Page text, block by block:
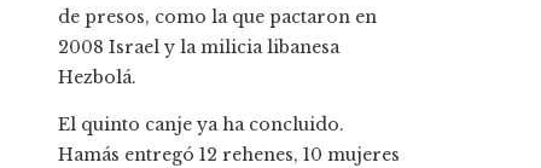
de presos, como la que pactaron en
2008 Israel y la milicia libanesa
Hezbolá.
El quinto canje ya ha concluido.
Hamás entregó 12 rehenes, 10 mujeres